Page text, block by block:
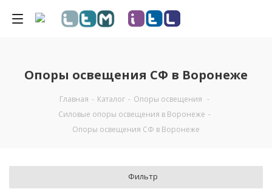
Опоры освещения СФ в Воронеже
Главная - Каталог - Опоры освещения -
Силовые опоры освещения в Воронеже -
Опоры освещения СФ в Воронеже
Фильтр